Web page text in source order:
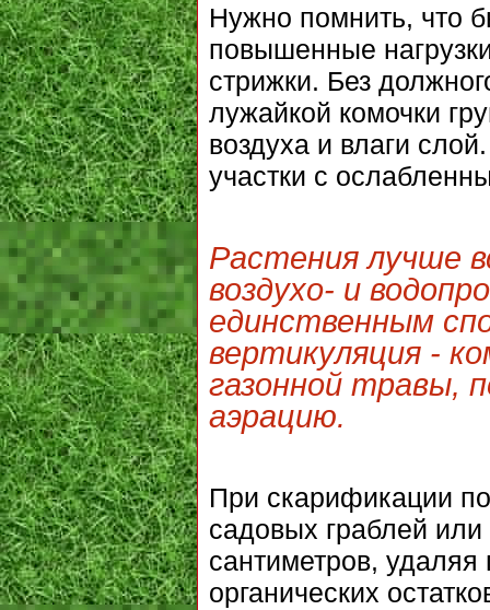
Нужно помнить, что
повышенные
стрижки. Без
лужайкой комочки
воздуха и влаги
участки с
Растения лучше
воздухо- и
единственным
вертикуляция -
газонной травы,
аэрацию.
При скарификации
садовых граблей или
сантиметров,
органических